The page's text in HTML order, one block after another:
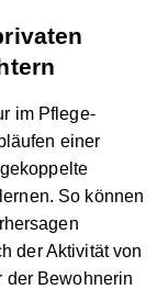
im Pflege-
einer
So können
der Aktivität von
der Bewohnerin